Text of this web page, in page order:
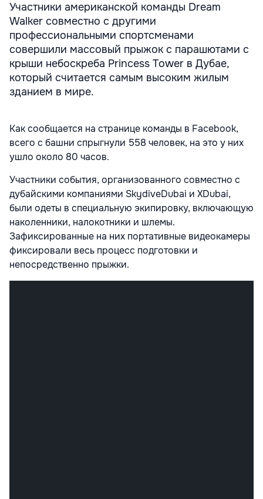
Участники американской команды Dream
Walker совместно с другими
профессиональными спортсменами
совершили массовый прыжок с парашютами с
крыши небоскреба Princess Tower в Дубае,
который считается самым высоким жилым
зданием в мире.
Как сообщается на странице команды в Facebook,
всего с башни спрыгнули 558 человек, на это у них
ушло около 80 часов.
Участники события, организованного совместно с
дубайскими компаниями SkydiveDubai и XDubai,
были одеты в специальную экипировку, включающую
наколенники, налокотники и шлемы.
Зафиксированные на них портативные видеокамеры
фиксировали весь процесс подготовки и
непосредственно прыжки.